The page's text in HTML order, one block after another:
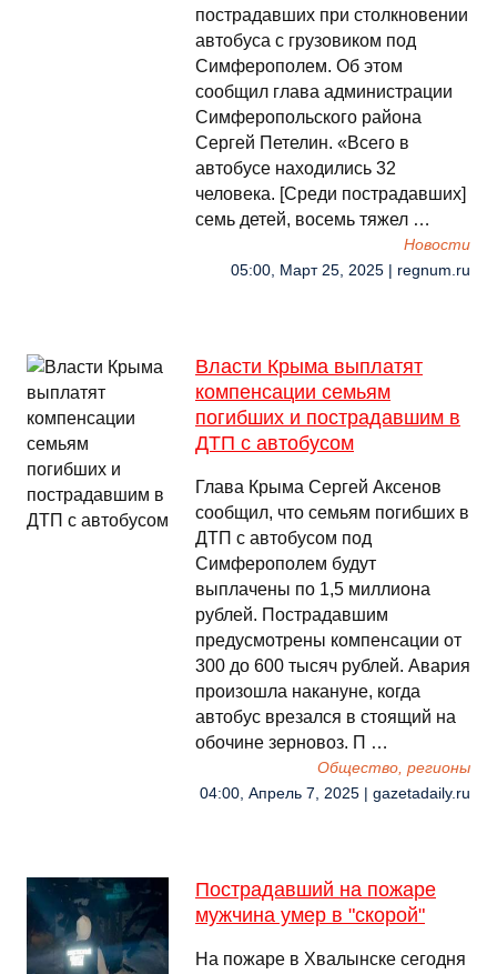
пострадавших при столкновении
автобуса с грузовиком под
Симферополем. Об этом
сообщил глава администрации
Симферопольского района
Сергей Петелин. «Всего в
автобусе находились 32
человека. [Среди пострадавших]
семь детей, восемь тяжел …
Новости
05:00, Март 25, 2025 | regnum.ru
Власти Крыма выплатят
компенсации семьям
погибших и пострадавшим в
ДТП с автобусом
Глава Крыма Сергей Аксенов
сообщил, что семьям погибших в
ДТП с автобусом под
Симферополем будут
выплачены по 1,5 миллиона
рублей. Пострадавшим
предусмотрены компенсации от
300 до 600 тысяч рублей. Авария
произошла накануне, когда
автобус врезался в стоящий на
обочине зерновоз. П …
Общество, регионы
04:00, Апрель 7, 2025 | gazetadaily.ru
Пострадавший на пожаре
мужчина умер в "скорой"
На пожаре в Хвалынске сегодня